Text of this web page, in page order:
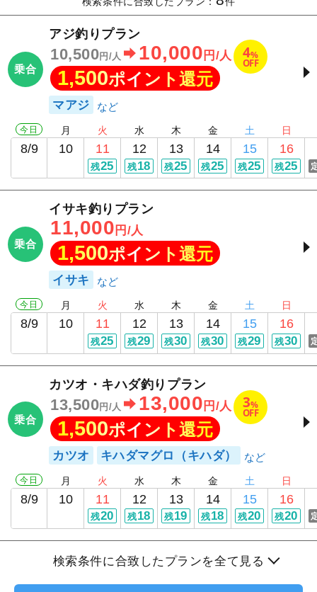
乗合
アジ釣りプラン
10,500 円/人 10,000 円/人 4%
OFF
1,500ポイント還元
マアジ
今日
8/9
月
10
火
11
残25
水
12
残18
木
13
残25
金
14
残25
土
15
残25
日
16
残25
乗合
イサキ釣りプラン
11,000 円/人
1,500ポイント還元
イサキ
今日
8/9
月
10
火
11
残25
水
12
残29
木
13
残30
金
14
残30
土
15
残29
日
16
残30
乗合
カツオ・キハダ釣りプラン
13,500円/人 13,000 円/人 3%
OFF
1,500ポイント還元
カツオ キハダマグロ（キハダ）
今日
8/9
月
10
火
11
残20
水
12
残18
木
13
残19
金
14
残18
土
15
残20
日
16
残20
検索条件に合致したプランを全て見る